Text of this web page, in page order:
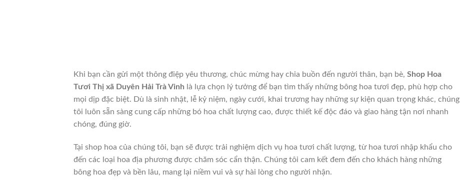
Khi bạn cần gửi một thông điệp yêu thương, chúc mừng hay chia buồn đến người thân, bạn bè, Shop Hoa
Tươi Thị xã Duyên Hải Trà Vinh là lựa chọn lý tưởng để bạn tìm thấy những bông hoa tươi đẹp, phù hợp cho
mọi dịp đặc biệt. Dù là sinh nhật, lễ kỷ niệm, ngày cưới, khai trương hay những sự kiện quan trọng khác, chúng
tôi luôn sẵn sàng cung cấp những bó hoa chất lượng cao, được thiết kế độc đáo và giao hàng tận nơi nhanh
chóng, đúng giờ.
Tại shop hoa của chúng tôi, bạn sẽ được trải nghiệm dịch vụ hoa tươi chất lượng, từ hoa tươi nhập khẩu cho
đến các loại hoa địa phương được chăm sóc cẩn thận. Chúng tôi cam kết đem đến cho khách hàng những
bông hoa đẹp và bền lâu, mang lại niềm vui và sự hài lòng cho người nhận.